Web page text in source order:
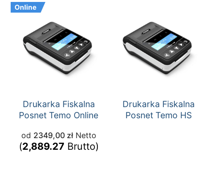
Online
Drukarka Fiskalna
Posnet Temo Online
od 2349,00 złNetto
(2,889.27 Brutto)
Drukarka Fiskalna
Posnet Temo HS